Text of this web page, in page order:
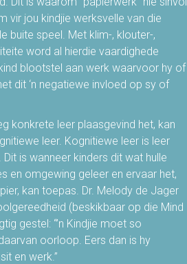
vir jou kindjie werksvelle van die
buite speel. Met klim-, klouter-,
word al hierdie vaardighede
blootstel aan werk waarvoor hy of
dit ‘n negatiewe invloed op sy of
konkrete leer plaasgevind het, kan
leer. Kognitiewe leer is leer
is wanneer kinders dit wat hulle
en omgewing geleer en ervaar het,
kan toepas. Dr. Melody de Jager
(beskikbaar op die Mind
gestel: “’n Kindjie moet so
oorloop. Eers dan is hy
en werk.”